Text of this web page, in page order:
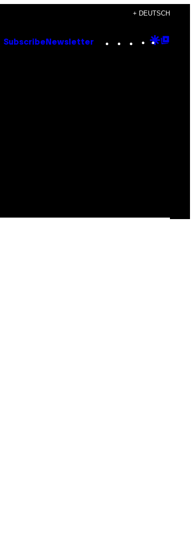
+ DEUTSCH
Subscribe Newsletter Instagram
TikTok
YouTube
Google